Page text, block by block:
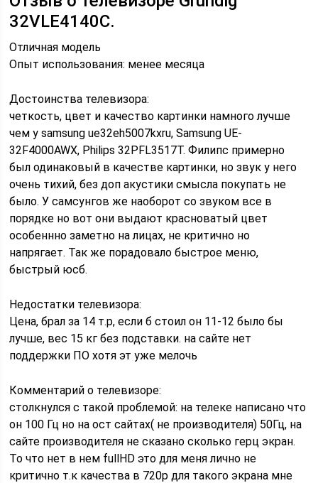
32VLE4140C.
Отличная модель
Опыт использования: менее месяца
Достоинства телевизора:
четкость, цвет и качество картинки намного лучше
чем у samsung ue32eh5007kxru, Samsung UE-
32F4000AWX, Philips 32PFL3517T. Филипс примерно
был одинаковый в качестве картинки, но звук у него
очень тихий, без доп акустики смысла покупать не
было. У самсунгов же наоборот со звуком все в
порядке но вот они выдают красноватый цвет
особеннно заметно на лицах, не критично но
напрягает. Так же порадовало быстрое меню,
быстрый юсб.
Недостатки телевизора:
Цена, брал за 14 т.р, если б стоил он 11-12 было бы
лучше, вес 15 кг без подставки. на сайте нет
поддержки ПО хотя эт уже мелочь
Комментарий о телевизоре:
столкнулся с такой проблемой: на телеке написано что
он 100 Гц но на ост сайтах( не производителя) 50Гц, на
сайте производителя не сказано сколько герц экран.
То что нет в нем fullHD это для меня лично не
критично т.к качества в 720р для такого экрана мне